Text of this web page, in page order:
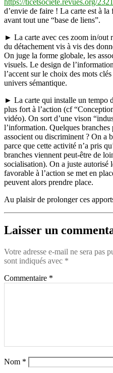
https://ticetsociete.revues.org/2321
d’envie de faire ! La carte est à la
avant tout une “base de liens”.
► La carte avec ces zoom in/out
du détachement vis à vis des
On juge la forme globale, les
visuels. Le design de
l’accent sur le choix des mots
univers sémantique.
► La carte qui installe un tempo
plus fort à l’action (cf
vidéo). On sort d’une vison
l’information. Quelques
associent ou discriminent ? On a
parce que cette activité n’a pris
branches viennent peut-être de
socialisation). On a juste autorisé
favorable à l’action se met en
peuvent alors prendre place.
Au plaisir de prolonger ces
Laisser un
Votre adresse e-mail ne sera pas
sont indiqués avec *
Commentaire *
Nom *